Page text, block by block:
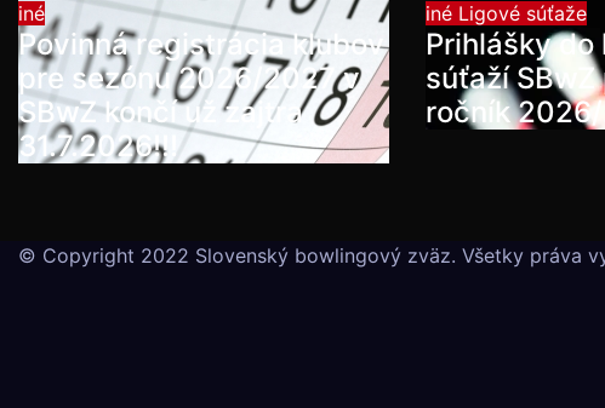
iné
Povinná registrácia klubov
pre sezónu 2026/2027 v
SBwZ končí už zajtra
31.7.2026!!!
iné Ligové súťaže
Prihlášky
súťaží
ročník
© Copyright 2022 Slovenský bowlingový zväz. Všetky práva